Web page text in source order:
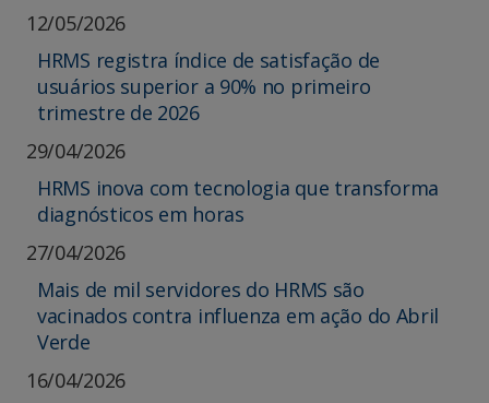
12/05/2026
HRMS registra índice de satisfação de
usuários superior a 90% no primeiro
trimestre de 2026
29/04/2026
HRMS inova com tecnologia que transforma
diagnósticos em horas
27/04/2026
Mais de mil servidores do HRMS são
vacinados contra influenza em ação do Abril
Verde
16/04/2026